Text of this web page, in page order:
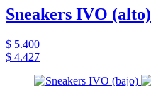
Sneakers IVO (alto)
$ 5.400
$ 4.427